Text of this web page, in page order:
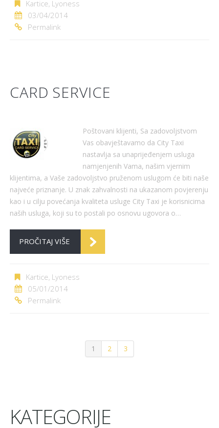
Kartice, Lyoness
03/04/2014
Permalink
CARD SERVICE
Poštovani klijenti, Sa zadovoljstvom
Vas obavještavamo da City Taxi
nastavlja sa unaprijeđenjem usluga
namjenjenih Vama, našim vjernim
klijentima, a Vaše zadovoljstvo pruženom uslugom će biti naše
najveće priznanje. U znak zahvalnosti na ukazanom povjerenju
kao i u cilju povećanja kvaliteta usluge City Taxi je korisnicima
naših usluga, koji su to postali po osnovu ugovora o…
PROČITAJ VIŠE
Kartice, Lyoness
05/01/2014
Permalink
1 2 3
KATEGORIJE